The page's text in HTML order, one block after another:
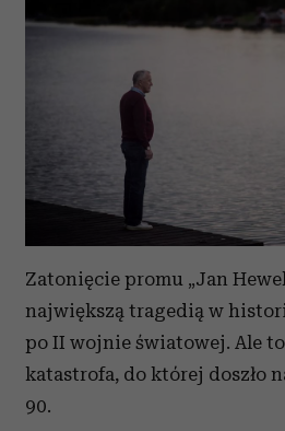
Zatonięcie promu „Jan
największą tragedią w
po II wojnie światowej. Ale
katastrofa, do której doszło
90.